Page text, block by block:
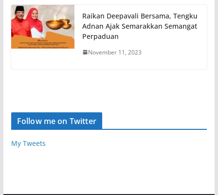
Raikan Deepavali Bersama, Tengku
Adnan Ajak Semarakkan Semangat
Perpaduan
November 11, 2023
Follow me on Twitter
My Tweets